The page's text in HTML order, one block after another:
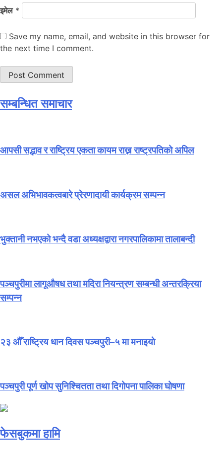
इमेल *
Save my name, email, and website in this browser for
the next time I comment.
सम्बन्धित समाचार
आपसी सद्भाव र राष्ट्रिय एकता कायम राख्न राष्ट्रपतिको अपिल
असल अभिभावकत्वबारे प्रेरणादायी कार्यक्रम सम्पन्न
भुक्तानी नभएको भन्दै वडा अध्यक्षद्वारा नगरपालिकामा तालाबन्दी
पञ्चपुरीमा लागूऔषध तथा मदिरा नियन्त्रण सम्बन्धी अन्तरक्रिया
सम्पन्न
२३ औँ राष्ट्रिय धान दिवस पञ्चपुरी–५ मा मनाइयाे
पञ्चपुरी पूर्ण खोप सुनिश्चितता तथा दिगोपना पालिका घोषणा
फेसबुकमा हामि